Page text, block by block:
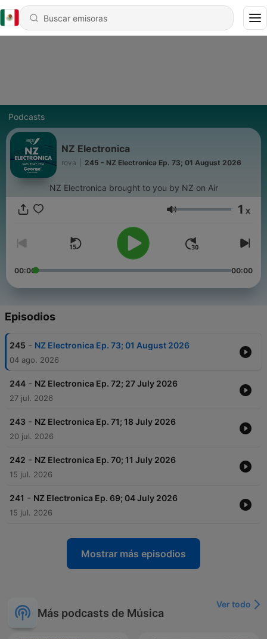
Podcasts
NZ Electronica
rova 245 - NZ Electronica Ep. 73; 01 August 2026
NZ Electronica brought to you by NZ on Air
Volumen 1 x
00:00 00:00
Episodios
245 - NZ Electronica Ep. 73; 01 August 2026
04 ago. 2026
244 - NZ Electronica Ep. 72; 27 July 2026
27 jul. 2026
243 - NZ Electronica Ep. 71; 18 July 2026
20 jul. 2026
242 - NZ Electronica Ep. 70; 11 July 2026
15 jul. 2026
241 - NZ Electronica Ep. 69; 04 July 2026
15 jul. 2026
Mostrar más episodios
Más podcasts de Música
Ver todo